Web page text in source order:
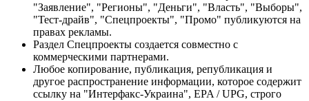
"Заявление", "Регионы", "Деньги", "Власть", "Выборы",
"Тест-драйв", "Спецпроекты", "Промо" публикуются на
правах рекламы.
Раздел Спецпроекты создается совместно с
коммерческими партнерами.
Любое копирование, публикация, републикация и
другое распространение информации, которое содержит
ссылку на "Интерфакс-Украина", EPA / UPG, строго